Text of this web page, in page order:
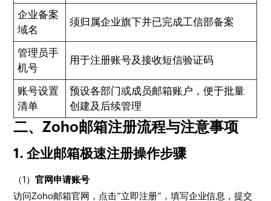
企业备案
域名
须归属企业旗下并已完成工信部备案
管理员手
机号
用于注册账号及接收短信验证码
账号设置
清单
预设各部门或成员邮箱账户，便于批量
创建及后续管理
二、Zoho邮箱注册流程与注意事项
1. 企业邮箱极速注册操作步骤
（1）官网申请账号
访问Zoho邮箱官网，点击“立即注册”，填写企业信息，提交